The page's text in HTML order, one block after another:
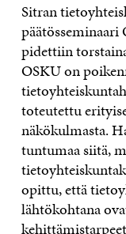
Sitran
päätösseminaari
pidettiin
OSKU on
toteutettu
näkökulmasta.
tuntumaa siitä,
opittu, että
lähtökohtana